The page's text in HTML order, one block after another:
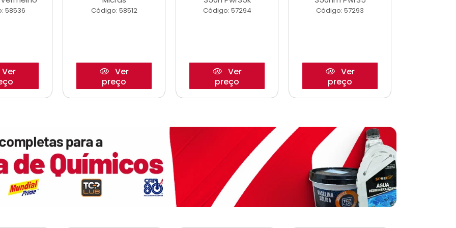
58536
Ver
Código: 58512
Ver
preço
Código: 57294
Ver
preço
Código: 57293
Ver
preço